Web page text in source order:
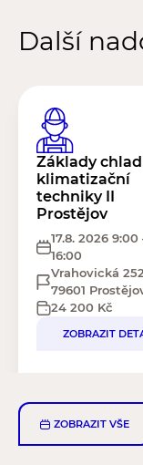
Další
ZOBRAZIT VŠE
Základy
klimatizační
techniky II
Prostějov
17.8. 2026 9:00
16:00
Vrahovická
79601
24 200 Kč
ZOBRAZIT